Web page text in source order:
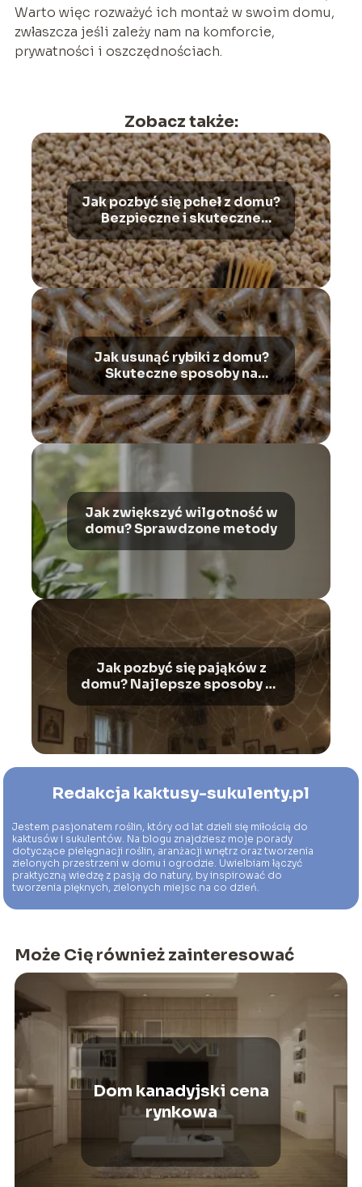
Warto więc rozważyć ich montaż w swoim domu,
zwłaszcza jeśli zależy nam na komforcie,
prywatności i oszczędnościach.
Zobacz także:
Jak pozbyć się pcheł z domu?
Bezpieczne i skuteczne
metody
Jak usunąć rybiki z domu?
Skuteczne sposoby na
pozbycie się problemu
Jak zwiększyć wilgotność w
domu? Sprawdzone metody
Jak pozbyć się pająków z
domu? Najlepsze sposoby na
Redakcja kaktusy-sukulenty.pl
Jestem pasjonatem roślin, który od lat dzieli się miłością do
kaktusów i sukulentów. Na blogu znajdziesz moje porady
dotyczące pielęgnacji roślin, aranżacji wnętrz oraz tworzenia
zielonych przestrzeni w domu i ogrodzie. Uwielbiam łączyć
praktyczną wiedzę z pasją do natury, by inspirować do
tworzenia pięknych, zielonych miejsc na co dzień.
Może Cię również zainteresować
Dom kanadyjski cena
rynkowa